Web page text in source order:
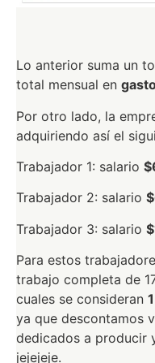
Lo anterior suma un
total mensual en
Por otro lado, la
adquiriendo así el
Trabajador 1: salario
Trabajador 2: salario
Trabajador 3: salario
Para estos
trabajo completa de
cuales se consideran
ya que descontamos
dedicados a producir
jejejeje.